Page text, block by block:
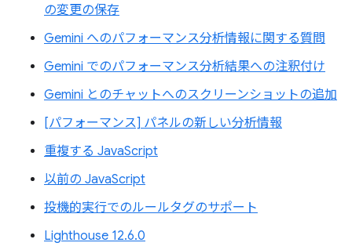
の変更の保存
Gemini へのパフォーマンス分析情報に関する質問
Gemini でのパフォーマンス分析結果への注釈付け
Gemini とのチャットへのスクリーンショットの追加
[パフォーマンス] パネルの新しい分析情報
重複する JavaScript
以前の JavaScript
投機的実行でのルールタグのサポート
Lighthouse 12.6.0